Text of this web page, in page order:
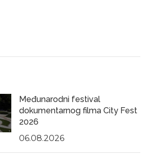
Međunarodni festival
dokumentarnog filma City Fest
2026
06.08.2026